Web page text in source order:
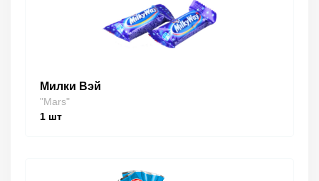
Милки Вэй
"Mars"
1 шт